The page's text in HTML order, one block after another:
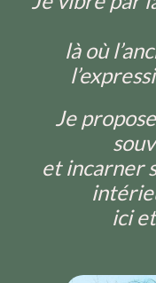
là où
Je
et incarner
ici